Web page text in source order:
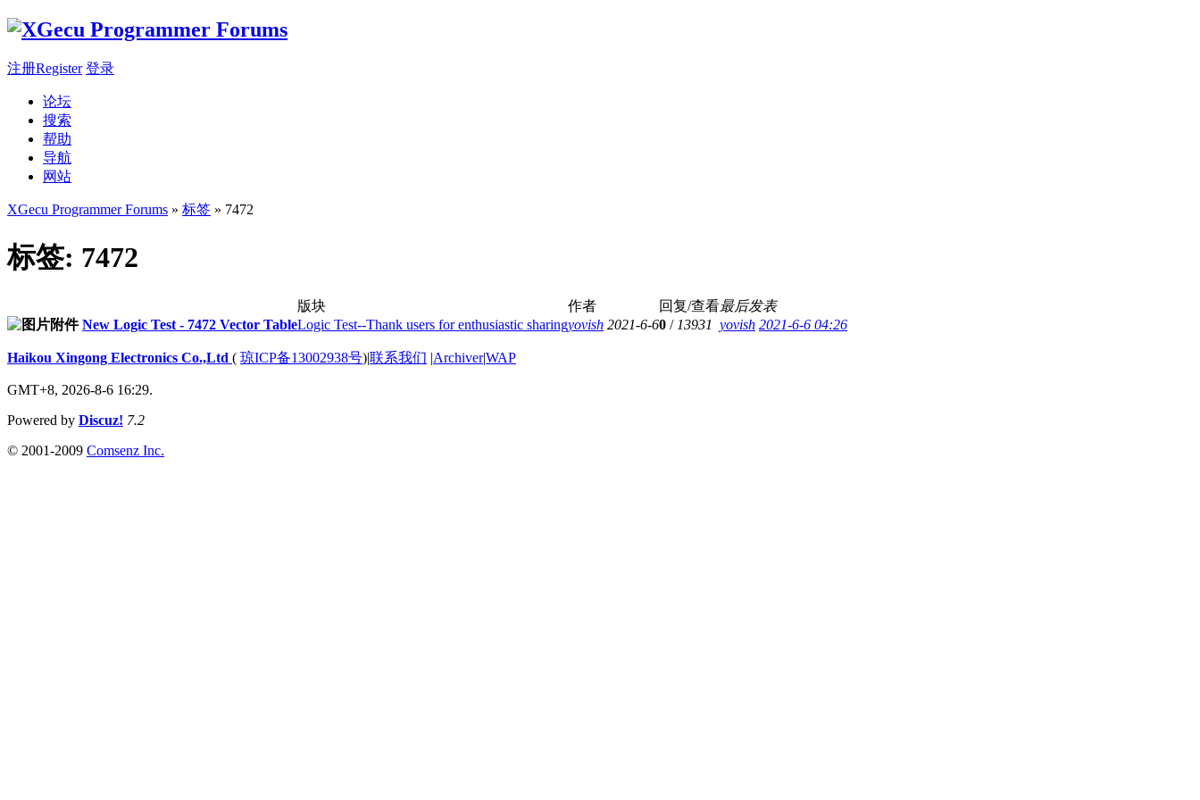
注册Register 登录
论坛
搜索
帮助
导航
网站
XGecu Programmer Forums » 标签 » 7472
标签: 7472
版块 作者 回复/查看最后发表
New Logic Test - 7472 Vector TableLogic Test--Thank users for enthusiastic sharingyovish 2021-6-60 / 13931 yovish 2021-6-6 04:26
Haikou Xingong Electronics Co.,Ltd ( 琼ICP备13002938号)|联系我们 |Archiver|WAP
GMT+8, 2026-8-6 16:29.
Powered by Discuz! 7.2
© 2001-2009 Comsenz Inc.